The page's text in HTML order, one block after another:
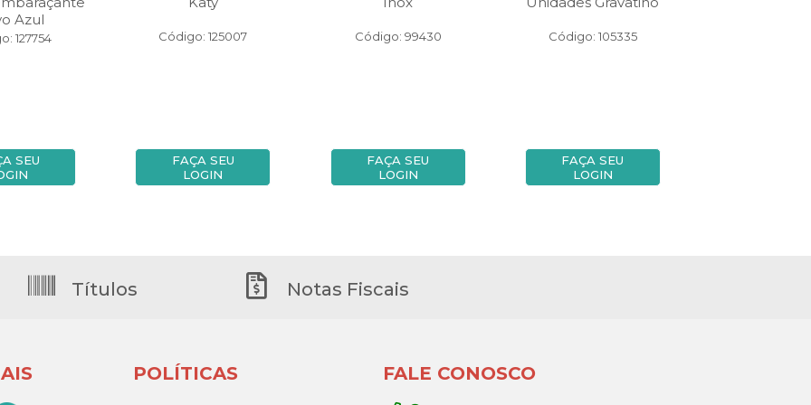
Azul
127754
SEU
Código: 125007
FAÇA SEU
LOGIN
Código: 99430
FAÇA SEU
LOGIN
Código: 105335
FAÇA SEU
LOGIN
Títulos Notas Fiscais
POLÍTICAS FALE CONOSCO